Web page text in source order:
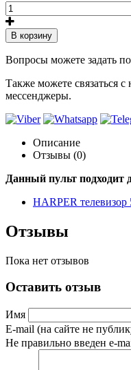
В корзину
Вопросы можете задать
Также можете связаться
мессенджеры.
Описание
Отзывы (0)
Данный пульт подходит
HARPER телевизор
Отзывы
Пока нет отзывов
Оставить отзыв
Имя
E-mail (на сайте не
Не правильно введен e-